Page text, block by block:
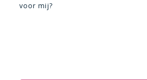
voor mij?